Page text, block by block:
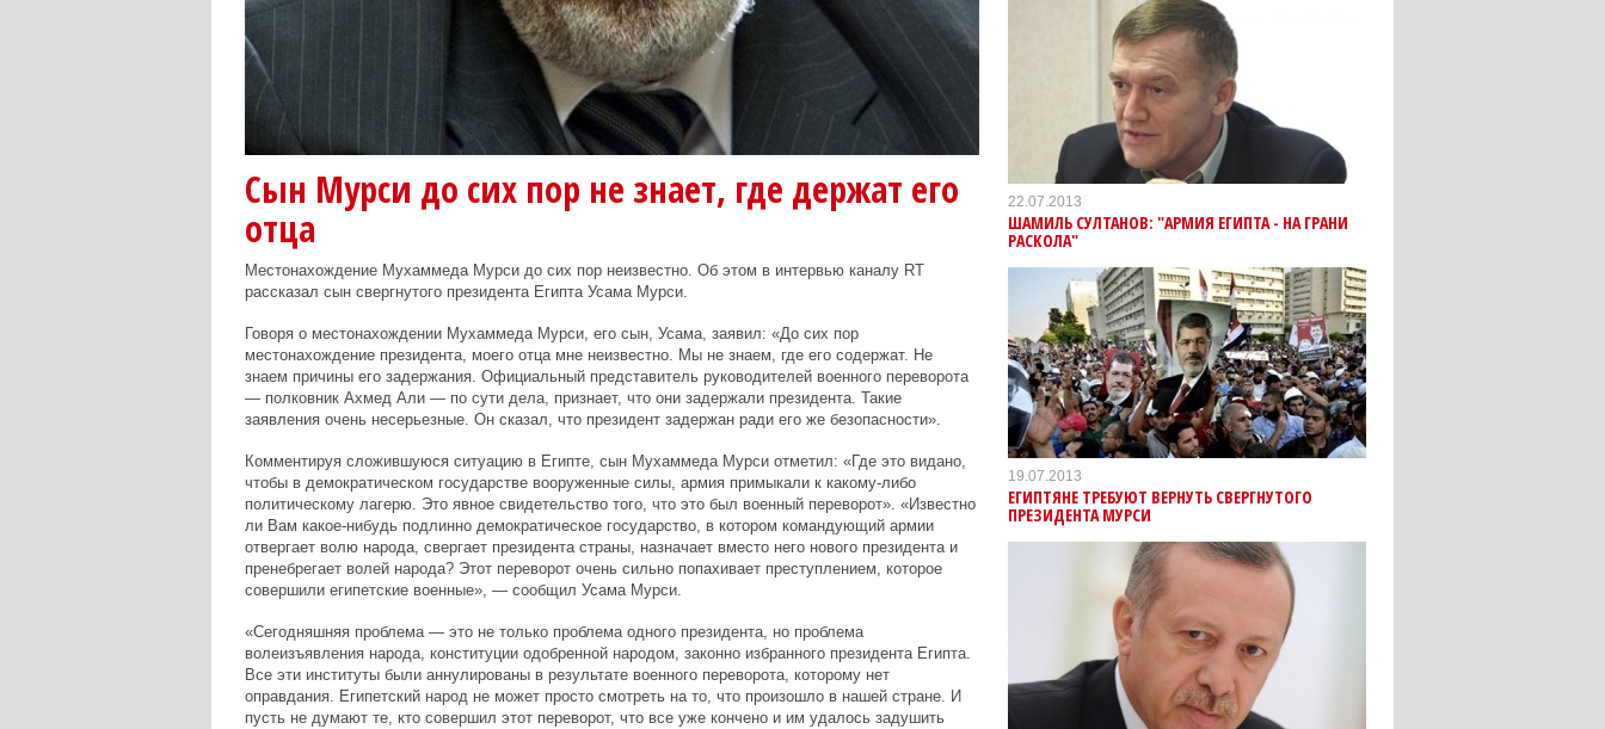
Сын Мурси до сих пор не знает, где держат его
отца
Местонахождение Мухаммеда Мурси до сих пор неизвестно. Об этом в интервью каналу RT
рассказал сын свергнутого президента Египта Усама Мурси.
Говоря о местонахождении Мухаммеда Мурси, его сын, Усама, заявил: «До сих пор
местонахождение президента, моего отца мне неизвестно. Мы не знаем, где его содержат. Не
знаем причины его задержания. Официальный представитель руководителей военного переворота
— полковник Ахмед Али — по сути дела, признает, что они задержали президента. Такие
заявления очень несерьезные. Он сказал, что президент задержан ради его же безопасности».
Комментируя сложившуюся ситуацию в Египте, сын Мухаммеда Мурси отметил: «Где это видано,
чтобы в демократическом государстве вооруженные силы, армия примыкали к какому-либо
политическому лагерю. Это явное свидетельство того, что это был военный переворот». «Известно
ли Вам какое-нибудь подлинно демократическое государство, в котором командующий армии
отвергает волю народа, свергает президента страны, назначает вместо него нового президента и
пренебрегает волей народа? Этот переворот очень сильно попахивает преступлением, которое
совершили египетские военные», — сообщил Усама Мурси.
«Сегодняшняя проблема — это не только проблема одного президента, но проблема
волеизъявления народа, конституции одобренной народом, законно избранного президента Египта.
Все эти институты были аннулированы в результате военного переворота, которому нет
оправдания. Египетский народ не может просто смотреть на то, что произошло в нашей стране. И
пусть не думают те, кто совершил этот переворот, что все уже кончено и им удалось задушить
22.07.2013
ШАМИЛЬ СУЛТАНОВ: "АРМИЯ ЕГИПТА - НА ГРАНИ
РАСКОЛА"
19.07.2013
ЕГИПТЯНЕ ТРЕБУЮТ ВЕРНУТЬ СВЕРГНУТОГО
ПРЕЗИДЕНТА МУРСИ